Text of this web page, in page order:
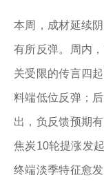
本周，成材延续
有所反弹。周内
关受限的传言四
料端低位反弹；
出，负反馈预期
焦炭10轮提涨发
终端淡季特征愈